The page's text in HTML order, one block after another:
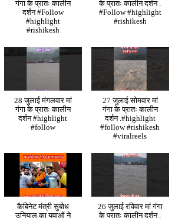
गंगा के प्रातः कालीन
दर्शन #Follow
#highlight
#rishikesh
के प्रातः कालीन दर्शन .
#Follow #highlight
#rishikesh
28 जुलाई मंगलवार मां
गंगा के प्रातः कालीन
दर्शन #highlight
#follow
27 जुलाई सोमवार मां
गंगा के प्रातः कालीन
दर्शन .#highlight
#follow #rishikesh
#viralreels
कैबिनेट मंत्री सुबोध
उनियाल का युवाओं ने
26 जुलाई रविवार मां गंगा
के प्रातः कालीन दर्शन .